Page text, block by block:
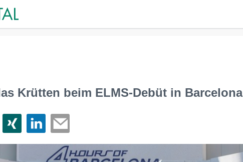
Krütten beim ELMS-Debüt in Barcelona